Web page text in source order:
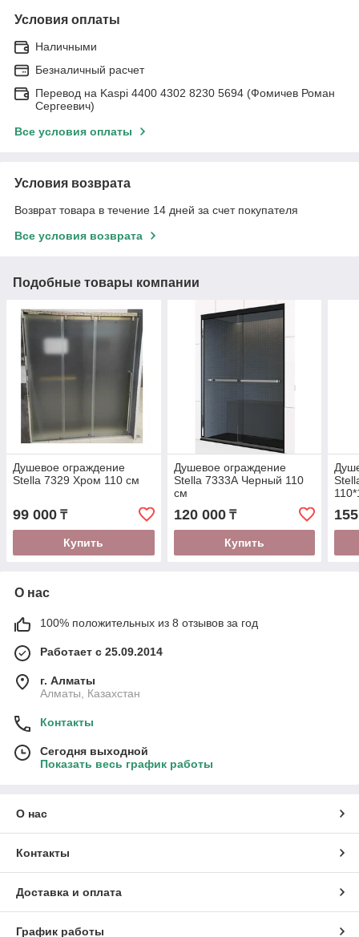
Условия оплаты
Наличными
Безналичный расчет
Перевод на Kaspi 4400 4302 8230 5694 (Фомичев Роман
Сергеевич)
Все условия оплаты
Условия возврата
Возврат товара в течение 14 дней за счет покупателя
Все условия возврата
Подобные товары компании
Душевое ограждение
Stella 7329 Хром 110 см
99 000 ₸
Купить
Душевое ограждение
Stella 7333А Черный 110
см
120 000₸
Купить
О нас
100% положительных из 8 отзывов за год
Работает с 25.09.2014
г. Алматы
Алматы, Казахстан
Контакты
Сегодня выходной
Показать весь график работы
О нас
Контакты
Доставка и оплата
График работы